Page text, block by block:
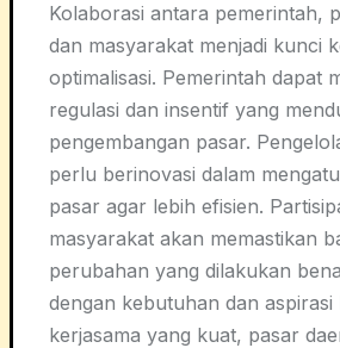
Kolaborasi antara pemerintah,
dan masyarakat menjadi kunci
optimalisasi. Pemerintah dapat
regulasi dan insentif yang
pengembangan pasar.
perlu berinovasi dalam
pasar agar lebih efisien.
masyarakat akan memastikan
perubahan yang dilakukan
dengan kebutuhan dan aspirasi
kerjasama yang kuat, pasar